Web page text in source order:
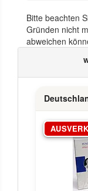
Bitte beachten
Gründen nicht
abweichen